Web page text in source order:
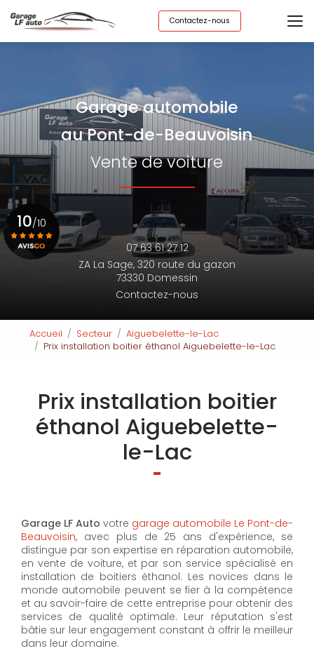
au
contenu
principal
Contactez-nous
Garage automobile
au Pont-de-Beauvoisin
Vente de voiture
07 63 61 27 12
ZA La Sage, 320 route du gazon
73330 Domessin
Contactez-nous
10/10
Accueil Secteur
Aiguebelette-le-Lac
Prix installation boitier éthanol Aiguebelette-le-Lac
Prix installation boitier
éthanol Aiguebelette-
le-Lac
Garage LF Auto votre garage automobile Le Pont-de-
Beauvoisin, avec plus de 25 ans d'expérience, se
distingue par son expertise en réparation automobile,
en vente de voiture, et par son service spécialisé en
installation de boitiers éthanol. Les novices dans le
monde automobile peuvent se fier à la compétence
et au savoir-faire de cette entreprise pour obtenir des
services de qualité optimale. Leur réputation s'est
bâtie sur leur engagement constant à offrir le meilleur
dans leur domaine.